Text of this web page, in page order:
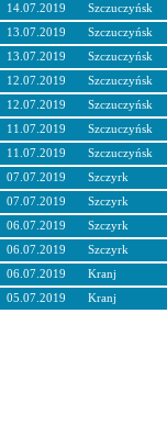
14.07.2019
Szczuczyńsk
13.07.2019
Szczuczyńsk
13.07.2019
Szczuczyńsk
12.07.2019
Szczuczyńsk
12.07.2019
Szczuczyńsk
11.07.2019
Szczuczyńsk
11.07.2019
Szczuczyńsk
07.07.2019
Szczyrk
07.07.2019
Szczyrk
06.07.2019
Szczyrk
06.07.2019
Szczyrk
06.07.2019
Kranj
05.07.2019
Kranj